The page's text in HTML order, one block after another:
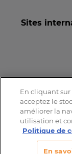
Sites
Tous
En cliquant sur
acceptez le
améliorer la
utilisation et
Politique de
En